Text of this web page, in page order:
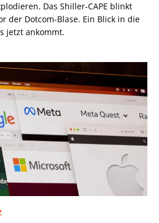
Das Shiller-CAPE blinkt
der Dotcom-Blase. Ein Blick in die
jetzt ankommt.